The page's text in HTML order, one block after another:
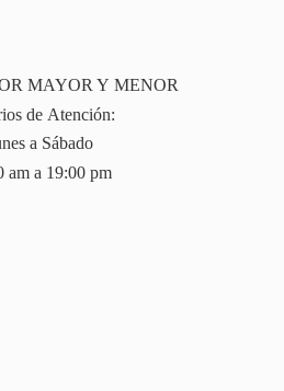
MAYOR Y MENOR
de Atención:
a Sábado
am a 19:00 pm